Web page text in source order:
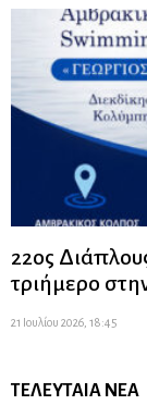
22ος
τριήμερο
21 Ιουλίου 2026, 18:45
ΤΕΛΕΥΤΑΊΑ ΝΈΑ